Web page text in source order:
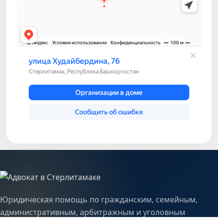
Юридическая помощь по гражданским, семейным,
административным, арбитражным и уголовным